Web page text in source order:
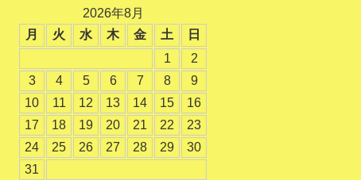
2026年8月
月
火 水 木 金 土 日
1
2
3
4 5 6 7 8
9
10
11 12 13 14 15
16
17
18 19 20 21 22
23
24
25 26 27 28 29
30
31